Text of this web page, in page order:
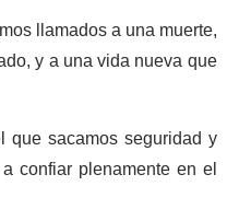
llamados a una muerte,
y a una vida nueva que
sacamos seguridad y
confiar plenamente en el